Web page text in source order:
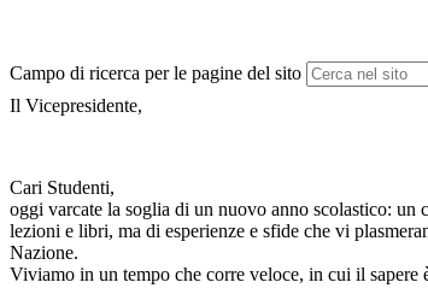
Campo di ricerca per le pagine del sito
Il Vicepresidente,
Torino, 10
Cari Studenti,
oggi varcate la soglia di un nuovo anno scolastico: un
lezioni e libri, ma di esperienze e sfide che vi
Nazione.
Viviamo in un tempo che corre veloce, in cui il sapere